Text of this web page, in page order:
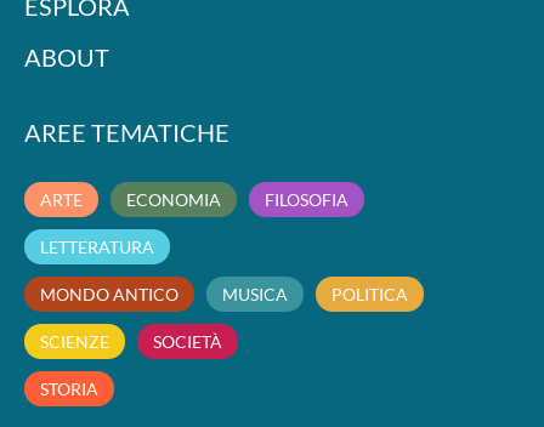
ESPLORA
ABOUT
AREE TEMATICHE
ARTE ECONOMIA FILOSOFIA
LETTERATURA
MONDO ANTICO MUSICA POLITICA
SCIENZE SOCIETÀ
STORIA